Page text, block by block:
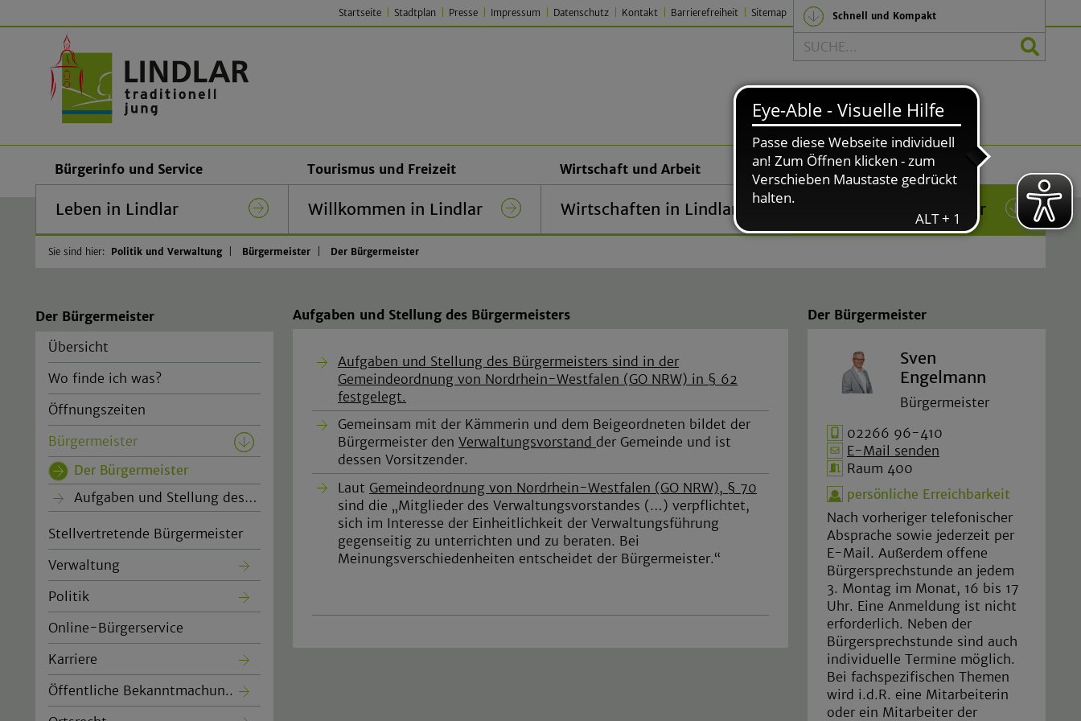
Startseite Stadtplan Presse Impressum Datenschutz Kontakt Barrierefreiheit Sitemap Schnell und Kompakt
Suche
Bürgerinfo und Service
Leben in Lindlar
Tourismus und Freizeit
Willkommen in Lindlar
Wirtschaft und Arbeit
Wirtschaften in Lindlar
Politik und Verwaltung
Das Rathaus in Lindlar (current)
Sie sind hier: Politik und Verwaltung Bürgermeister Der Bürgermeister
Der Bürgermeister
Übersicht
Wo finde ich was?
Öffnungszeiten
Bürgermeister
Der Bürgermeister
Aufgaben und Stellung des…
Stellvertretende Bürgermeister
Verwaltung
Politik
Online-Bürgerservice
Karriere
Öffentliche Bekanntmachun..
Aufgaben und Stellung des Bürgermeisters
Aufgaben und Stellung des Bürgermeisters sind in der
Gemeindeordnung von Nordrhein-Westfalen (GO NRW) in § 62
festgelegt.
Gemeinsam mit der Kämmerin und dem Beigeordneten bildet der
Bürgermeister den Verwaltungsvorstand der Gemeinde und ist
dessen Vorsitzender.
Laut Gemeindeordnung von Nordrhein-Westfalen (GO NRW), § 70
sind die „Mitglieder des Verwaltungsvorstandes (…) verpflichtet,
sich im Interesse der Einheitlichkeit der Verwaltungsführung
gegenseitig zu unterrichten und zu beraten. Bei
Meinungsverschiedenheiten entscheidet der Bürgermeister.“
Der Bürgermeister
Sven
Engelmann
Bürgermeister
02266 96-410
E-Mail senden
Raum 400
persönliche Erreichbarkeit
Nach vorheriger telefonischer
Absprache sowie jederzeit per
E-Mail. Außerdem offene
Bürgersprechstunde an jedem
3. Montag im Monat, 16 bis 17
Uhr. Eine Anmeldung ist nicht
erforderlich. Neben der
Bürgersprechstunde sind auch
individuelle Termine möglich.
Bei fachspezifischen Themen
wird i.d.R. eine Mitarbeiterin
oder ein Mitarbeiter der